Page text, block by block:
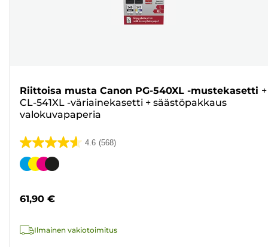
Riittoisa musta Canon PG-540XL -mustekasetti +
CL-541XL -väriainekasetti + säästöpakkaus
valokuvapaperia
4.6 (568)
4.6/5
tähteä.
Värikasetti
61,90 €
Ilmainen vakiotoimitus